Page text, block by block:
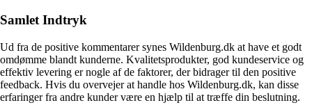
Samlet Indtryk
Ud fra de positive kommentarer synes Wildenburg.dk at have et godt
omdømme blandt kunderne. Kvalitetsprodukter, god kundeservice og
effektiv levering er nogle af de faktorer, der bidrager til den positive
feedback. Hvis du overvejer at handle hos Wildenburg.dk, kan disse
erfaringer fra andre kunder være en hjælp til at træffe din beslutning.